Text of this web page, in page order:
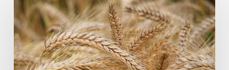
émergentes
:
faut-
il